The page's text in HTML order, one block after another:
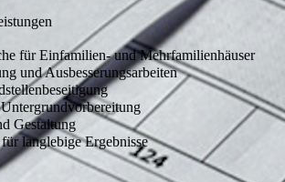
für Einfamilien- und Mehrfamilienhäuser
und Ausbesserungsarbeiten
Gestaltung
langlebige Ergebnisse